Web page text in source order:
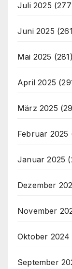
Juli 2025
Juni 2025
Mai 2025 (281)
April 2025
März 2025
Februar 2025
Januar 2025
Dezember
November
Oktober 2024
September